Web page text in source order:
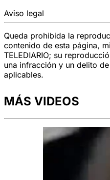
Aviso legal
Queda prohibida la
contenido de esta página,
TELEDIARIO; su
una infracción y un delito
aplicables.
MÁS VIDEOS